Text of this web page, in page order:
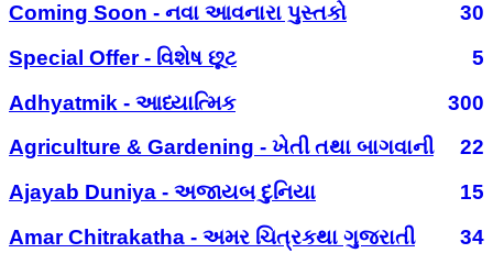
Coming Soon - નવા આવનારા પુસ્તકો
30
Special Offer - વિશેષ છૂટ
5
Adhyatmik - આધ્યાત્મિક
300
Agriculture & Gardening - ખેતી તથા બાગવાની
22
Ajayab Duniya - અજાયબ દુનિયા
15
Amar Chitrakatha - અમર ચિત્રકથા ગુજરાતી
34